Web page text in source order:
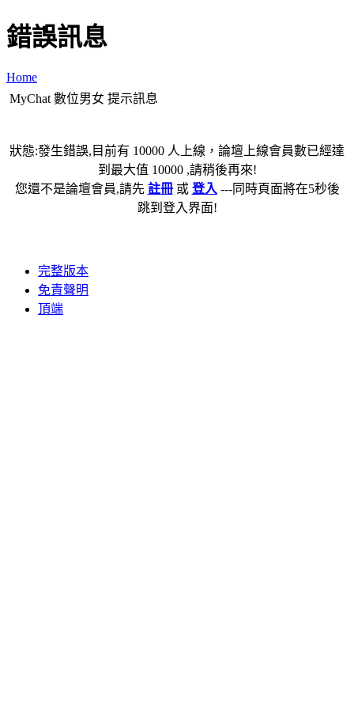
錯誤訊息
Home
MyChat 數位男女 提示訊息
狀態:發生錯誤,目前有 10000 人上線，論壇上線會員數已經達
到最大值 10000 ,請稍後再來!
您還不是論壇會員,請先 註冊或 登入 ---同時頁面將在5秒後
跳到登入界面!
完整版本
免責聲明
頂端